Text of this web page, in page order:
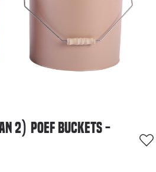
2) Poef Buckets -